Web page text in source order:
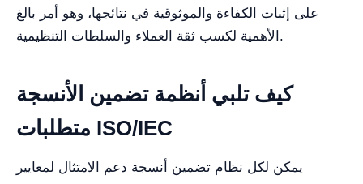
على إثبات الكفاءة والموثوقية في نتائجها، وهو أمر بالغ
الأهمية لكسب ثقة العملاء والسلطات التنظيمية.
كيف تلبي أنظمة تضمين الأنسجة
متطلبات ISO/IEC
يمكن لكل نظام تضمين أنسجة دعم الامتثال لمعايير